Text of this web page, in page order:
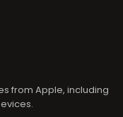
from Apple, including